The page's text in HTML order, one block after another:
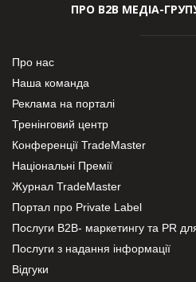
ПРО В2В МЕДІА-ГРУПУ
Про нас
Наша команда
Реклама на порталі
Тренінговий центр
Конференції TradeMaster
Національні Премії
Журнал TradeMaster
Портал про Private Label
Послуги В2В- маркетингу та PR для
Послуги з надання інформації
Відгуки